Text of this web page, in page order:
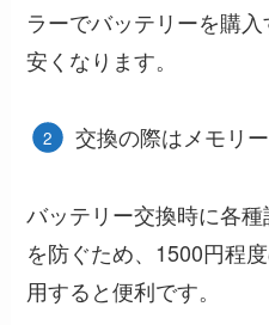
ラーでバッテリーを購
安くなります。
交換の際はメモリ
バッテリー交換時に各
を防ぐため、1500円程
用すると便利です。